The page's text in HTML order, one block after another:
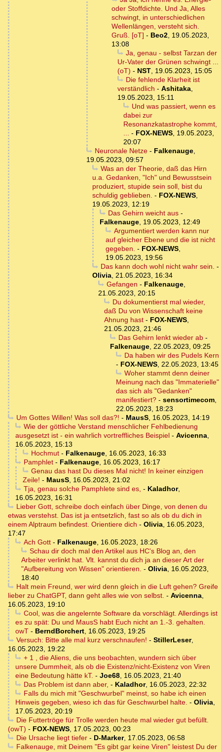
oder Stoffdichte. Und Ja, Alles
schwingt, in unterschiedlichen
Wellenlängen, versteht sich.
Gruß. [oT] - Beo2, 19.05.2023,
13:08
Ja, genau - selbst Tarzan der
Ur-Vater der Grünen schwingt ...
(oT) - NST, 19.05.2023, 15:05
Die fehlende Klarheit ist
verständlich - Ashitaka,
19.05.2023, 15:11
Und was passiert, wenn es
dabei zur
Resonanzkatastrophe kommt,
... - FOX-NEWS, 19.05.2023,
20:07
Neuronale Netze- Falkenauge,
19.05.2023, 09:57
Was an der Theorie, daß das Hirn
u.a. Gedanken, "Ich" und Bewusstsein
produziert, stupide sein soll, bist du
schuldig geblieben. - FOX-NEWS,
19.05.2023, 12:19
Das Gehirn weicht aus-
Falkenauge, 19.05.2023, 12:49
Argumentiert werden kann nur
auf gleicher Ebene und die ist nicht
gegeben. - FOX-NEWS,
19.05.2023, 19:56
Das kann doch wohl nicht wahr sein. -
Olivia, 21.05.2023, 16:34
Gefangen - Falkenauge,
21.05.2023, 20:15
Du dokumentierst mal wieder,
daß Du von Wissenschaft keine
Ahnung hast - FOX-NEWS,
21.05.2023, 21:46
Das Gehirn lenkt wieder ab-
Falkenauge, 22.05.2023, 09:25
Da haben wir des Pudels Kern
- FOX-NEWS, 22.05.2023, 13:45
Woher stammt denn deiner
Meinung nach das "Immaterielle"
das sich als "Gedanken"
manifestiert? - sensortimecom,
22.05.2023, 18:23
Um Gottes Willen! Was soll das?! - MausS, 16.05.2023, 14:19
Wie der göttliche Verstand menschlicher Fehlbedienung
ausgesetzt ist - ein wahrlich vortreffliches Beispiel - Avicenna,
16.05.2023, 15:13
Hochmut- Falkenauge, 16.05.2023, 16:33
Pamphlet- Falkenauge, 16.05.2023, 16:17
Genau das hast Du dieses Mal nicht! In keiner einzigen
Zeile! - MausS, 16.05.2023, 21:02
Tja, genau solche Pamphlete sind es, - Kaladhor,
16.05.2023, 16:31
Lieber Gott, schreibe doch einfach über Dinge, von denen du
etwas verstehst. Das ist ja entsetzlich, fast so als ob du dich in
einem Alptraum befindest. Orientiere dich - Olivia, 16.05.2023,
17:47
Ach Gott- Falkenauge, 16.05.2023, 18:26
Schau dir doch mal den Artikel aus HC's Blog an, den
Arbeiter verlinkt hat. Vlt. kannst du dich ja an dieser Art der
"Aufbereitung von Wissen" orientieren. - Olivia, 16.05.2023,
18:40
Halt mein Freund, wer wird denn gleich in die Luft gehen? Greife
lieber zu ChatGPT, dann geht alles wie von selbst. - Avicenna,
16.05.2023, 19:10
Cool, was die angelernte Software da vorschlägt. Allerdings ist
es zu spät: Du und MausS habt Euch nicht an 1.-3. gehalten.
owT - BerndBorchert, 16.05.2023, 19:25
Versuch: Bitte alle mal kurz verschnaufen! - StillerLeser,
16.05.2023, 19:22
+ 1 , die Aliens, die uns beobachten, wundern sich über
unsere Dummheit, als ob die Existenz/nicht-Existenz von Viren
eine Bedeutung hätte kT. - Joe68, 16.05.2023, 21:40
Das Problem ist dann aber, - Kaladhor, 16.05.2023, 22:32
Falls du mich mit "Geschwurbel" meinst, so habe ich einen
Hinweis gegeben, wieso ich das für Geschwurbel halte. - Olivia,
17.05.2023, 20:19
Die Futtertröge für Trolle werden heute mal wieder gut befüllt.
(owT) - FOX-NEWS, 17.05.2023, 00:23
Die Ursache liegt tiefer- D-Marker, 17.05.2023, 06:58
Falkenauge, mit Deinem "Es gibt gar keine Viren" leistest Du der